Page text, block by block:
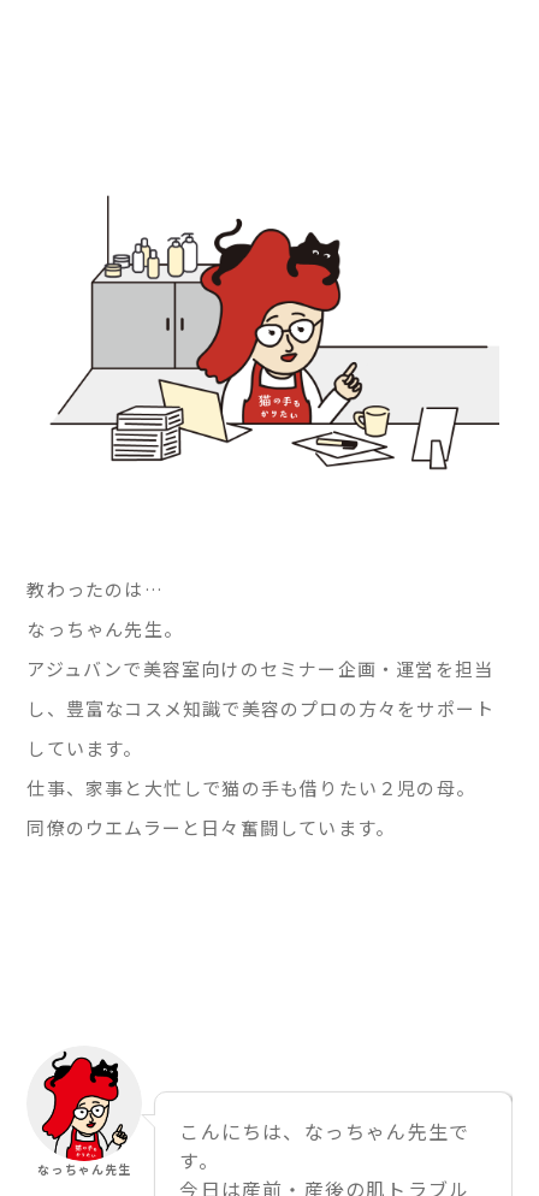
教わったのは…
なっちゃん先生。
アジュバンで美容室向けのセミナー企画・運営を担当
し、豊富なコスメ知識で美容のプロの方々をサポート
しています。
仕事、家事と大忙しで猫の手も借りたい２児の母。
同僚のウエムラーと日々奮闘しています。
なっちゃん先生
こんにちは、なっちゃん先生で
す。
今日は産前・産後の肌トラブル